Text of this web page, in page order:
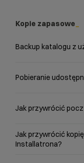
Kopie zapasowe
Backup katalogu z
Pobieranie
Jak przywrócić
Jak przywrócić
Installatrona?